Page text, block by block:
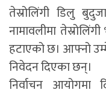
तेस्रोलिंगी डिलु
नामावलीमा
हटाएको छ। आफ्नो
निवेदन दिएका छन्।
निर्वाचन आयोगमा